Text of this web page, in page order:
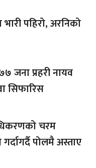
पहिरो, अरनिको
जना प्रहरी नायव
सिफारिस
चरम
पोलमै अस्ताए